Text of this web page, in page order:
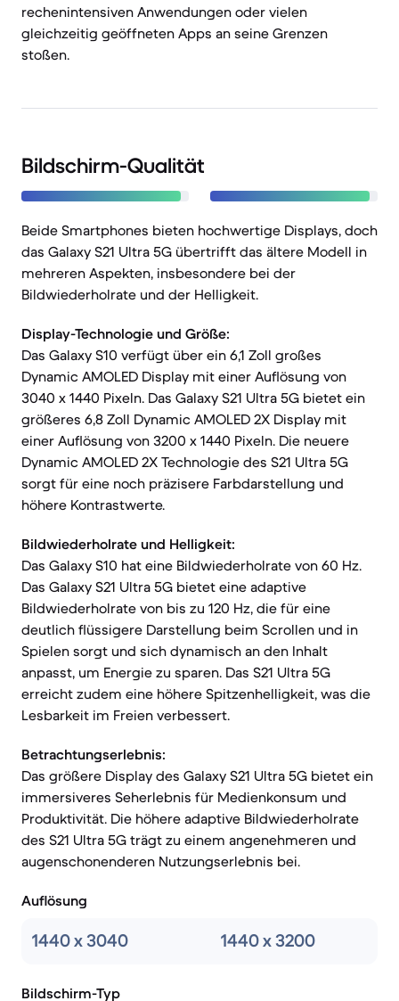
rechenintensiven Anwendungen oder vielen
gleichzeitig geöffneten Apps an seine Grenzen
stoßen.
Bildschirm-Qualität
Beide Smartphones bieten hochwertige Displays, doch
das Galaxy S21 Ultra 5G übertrifft das ältere Modell in
mehreren Aspekten, insbesondere bei der
Bildwiederholrate und der Helligkeit.
Display-Technologie und Größe:
Das Galaxy S10 verfügt über ein 6,1 Zoll großes
Dynamic AMOLED Display mit einer Auflösung von
3040 x 1440 Pixeln. Das Galaxy S21 Ultra 5G bietet ein
größeres 6,8 Zoll Dynamic AMOLED 2X Display mit
einer Auflösung von 3200 x 1440 Pixeln. Die neuere
Dynamic AMOLED 2X Technologie des S21 Ultra 5G
sorgt für eine noch präzisere Farbdarstellung und
höhere Kontrastwerte.
Bildwiederholrate und Helligkeit:
Das Galaxy S10 hat eine Bildwiederholrate von 60 Hz.
Das Galaxy S21 Ultra 5G bietet eine adaptive
Bildwiederholrate von bis zu 120 Hz, die für eine
deutlich flüssigere Darstellung beim Scrollen und in
Spielen sorgt und sich dynamisch an den Inhalt
anpasst, um Energie zu sparen. Das S21 Ultra 5G
erreicht zudem eine höhere Spitzenhelligkeit, was die
Lesbarkeit im Freien verbessert.
Betrachtungserlebnis:
Das größere Display des Galaxy S21 Ultra 5G bietet ein
immersiveres Seherlebnis für Medienkonsum und
Produktivität. Die höhere adaptive Bildwiederholrate
des S21 Ultra 5G trägt zu einem angenehmeren und
augenschonenderen Nutzungserlebnis bei.
Auflösung
1440 x 3040 1440 x 3200
Bildschirm-Typ